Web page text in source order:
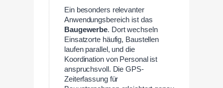
Ein besonders relevanter
Anwendungsbereich ist das
Baugewerbe. Dort wechseln
Einsatzorte häufig, Baustellen
laufen parallel, und die
Koordination von Personal ist
anspruchsvoll. Die GPS-
Zeiterfassung für